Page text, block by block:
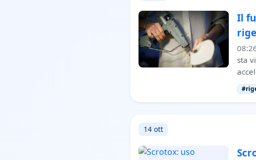
Il
sta
14 ott